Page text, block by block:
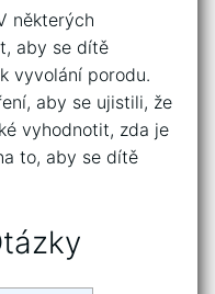
některých
aby se dítě
vyvolání porodu.
aby se ujistili, že
vyhodnotit, zda je
to, aby se dítě